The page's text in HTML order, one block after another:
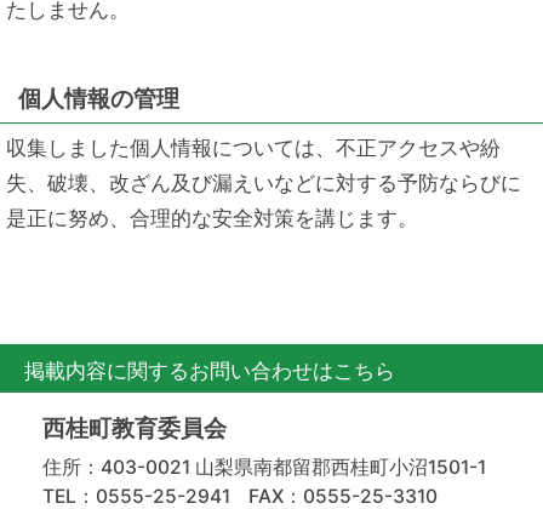
たしません。
個人情報の管理
収集しました個人情報については、不正アクセスや紛
失、破壊、改ざん及び漏えいなどに対する予防ならびに
是正に努め、合理的な安全対策を講じます。
掲載内容に関するお問い合わせはこちら
西桂町教育委員会
住所：403-0021 山梨県南都留郡西桂町小沼1501-1
TEL：0555-25-2941
FAX：0555-25-3310